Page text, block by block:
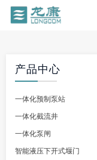
产品中心
一体化预制泵站
一体化截流井
一体化泵闸
智能液压下开式堰门